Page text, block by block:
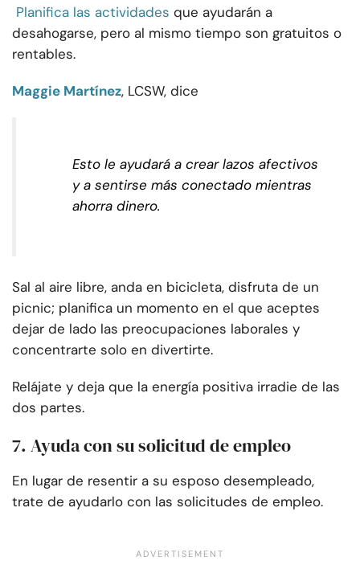
Planifica las actividades que ayudarán a
desahogarse, pero al mismo tiempo son gratuitos o
rentables.
Maggie Martínez, LCSW, dice
Esto le ayudará a crear lazos afectivos
y a sentirse más conectado mientras
ahorra dinero.
Sal al aire libre, anda en bicicleta, disfruta de un
picnic; planifica un momento en el que aceptes
dejar de lado las preocupaciones laborales y
concentrarte solo en divertirte.
Relájate y deja que la energía positiva irradie de las
dos partes.
7. Ayuda con su solicitud de empleo
En lugar de resentir a su esposo desempleado,
trate de ayudarlo con las solicitudes de empleo.